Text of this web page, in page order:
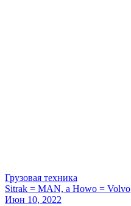
Грузовая техника
Sitrak = MAN, а Howo = Volvo
Июн 10, 2022